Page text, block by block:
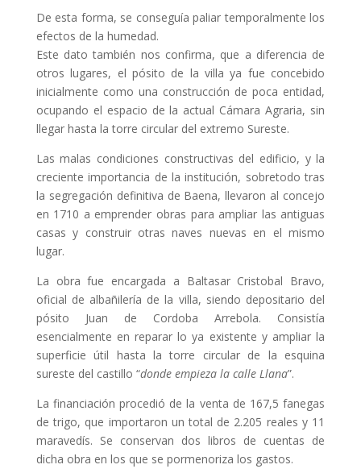
De esta forma, se conseguía paliar temporalmente los
efectos de la humedad.
Este dato también nos confirma, que a diferencia de
otros lugares, el pósito de la villa ya fue concebido
inicialmente como una construcción de poca entidad,
ocupando el espacio de la actual Cámara Agraria, sin
llegar hasta la torre circular del extremo Sureste.
Las malas condiciones constructivas del edificio, y la
creciente importancia de la institución, sobretodo tras
la segregación definitiva de Baena, llevaron al concejo
en 1710 a emprender obras para ampliar las antiguas
casas y construir otras naves nuevas en el mismo
lugar.
La obra fue encargada a Baltasar Cristobal Bravo,
oficial de albañilería de la villa, siendo depositario del
pósito Juan de Cordoba Arrebola. Consistía
esencialmente en reparar lo ya existente y ampliar la
superficie útil hasta la torre circular de la esquina
sureste del castillo “donde empieza la calle Llana”.
La financiación procedió de la venta de 167,5 fanegas
de trigo, que importaron un total de 2.205 reales y 11
maravedís. Se conservan dos libros de cuentas de
dicha obra en los que se pormenoriza los gastos.